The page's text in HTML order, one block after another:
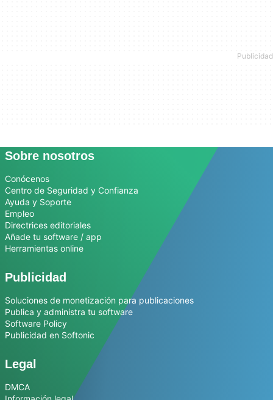
Sobre nosotros
Conócenos
Centro de Seguridad y Confianza
Ayuda y Soporte
Empleo
Directrices editoriales
Añade tu software / app
Herramientas online
Publicidad
Soluciones de monetización para publicaciones
Publica y administra tu software
Software Policy
Publicidad en Softonic
Legal
DMCA